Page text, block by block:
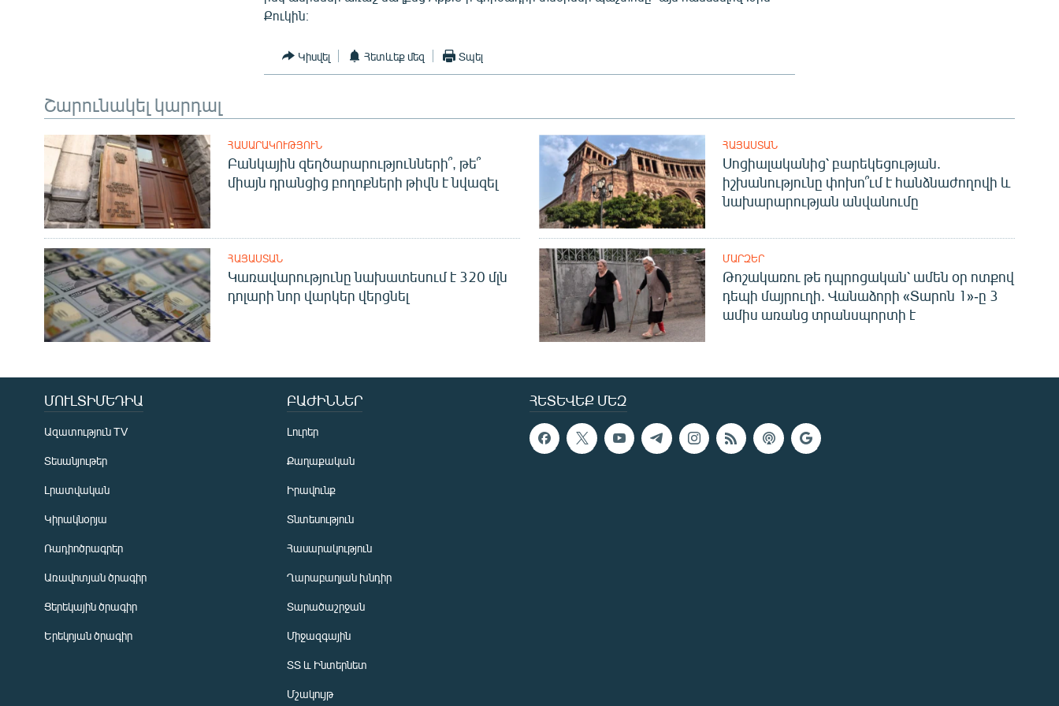
ՏՏ ԵՒ ԻՆՏԵՐՆԵՏ
ԿՈՐՈՆԱՎԻՐՈՒՍ
ԱՐԽԻՎ
ՏԵՍԱՆՅՈՒԹԵՐ
ԲԱՆԱՎԵՃ
ՁԳՏԵԼՈՎ ԼԱՎԱԳՈՒՅՆԻՆ
ՓՈԴՔԱՍԹ
Քուկին։
Կիսվել Հետևեք մեզ Տպել
Շարունակել կարդալ
ՀԱՍԱՐԱԿՈՒԹՅՈՒՆ
Բանկային զեղծարարությունների՞, թե՞
միայն դրանցից բողոքների թիվն է նվազել
ՀԱՅԱՍՏԱՆ
Սոցիալականից՝ բարեկեցության.
իշխանությունը փոխո՞ւմ է հանձնաժողովի և
նախարարության անվանումը
ՀԱՅԱՍՏԱՆ
Կառավարությունը նախատեսում է 320 մլն
դոլարի նոր վարկեր վերցնել
ՄԱՐԶԵՐ
Թոշակառու թե դպրոցական՝ ամեն օր ոտքով
դեպի մայրուղի. Վանաձորի «Տարոն 1»-ը 3
ամիս առանց տրանսպորտի է
ՀԵՏԵՎԵՔ ՄԵԶ
ՄՈՒԼՏԻՄԵԴԻԱ
Ազատություն TV
Տեսանյութեր
Լրատվական
Կիրակնօրյա
Ռադիոծրագրեր
Առավոտյան ծրագիր
Ցերեկային ծրագիր
Երեկոյան ծրագիր
ԲԱԺԻՆՆԵՐ
Լուրեր
Քաղաքական
Իրավունք
Տնտեսություն
Հասարակություն
Ղարաբաղյան խնդիր
Տարածաշրջան
Միջազգային
ՏՏ և Ինտերնետ
Մշակույթ